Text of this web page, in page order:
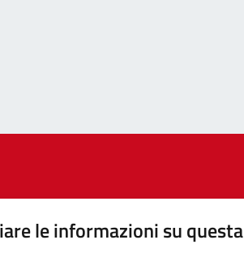
le informazioni su questa